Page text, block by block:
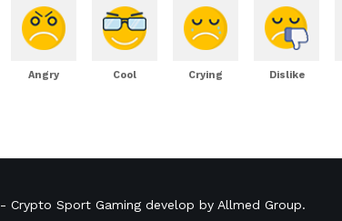
Angry Cool Crying Dislike
- Crypto Sport Gaming develop by Allmed Group.